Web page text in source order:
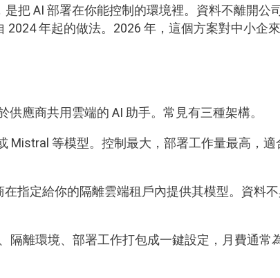
把 AI 部署在你能控制的環境裡。資料不離開公
年起的做法。2026 年，這個方案對中小企來
應商共用雲端的 AI 助手。常見有三種架構。
Mistral 等模型。控制最大，部署工作量最高，
指定給你的隔離雲端租戶內提供其模型。資料
隔離環境、部署工作打包成一鍵設定，月費通常